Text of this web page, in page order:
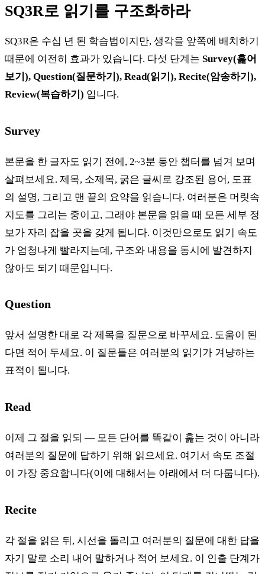
SQ3R로 읽기를 구조화하라
SQ3R은 수십 년 된 학습법이지만, 생각을 앞쪽에 배치하기
때문에 여전히 효과가 있습니다. 다섯 단계는 Survey(훑어
보기), Question(질문하기), Read(읽기), Recite(암송하기),
Review(복습하기) 입니다.
Survey
본문을 한 글자도 읽기 전에, 2~3분 동안 챕터를 넘겨 보며
살펴보세요. 제목, 소제목, 굵은 글씨로 강조된 용어, 도표
의 설명, 그리고 맨 끝의 요약을 읽습니다. 여러분은 머릿속
지도를 그리는 중이고, 그래야 본문을 읽을 때 모든 세부 정
보가 자리 잡을 곳을 갖게 됩니다. 이것만으로도 읽기 속도
가 엄청나게 빨라지는데, 구조와 내용을 동시에 발견하지
않아도 되기 때문입니다.
Question
앞서 설명한 대로 각 제목을 질문으로 바꾸세요. 도움이 된
다면 적어 두세요. 이 질문들은 여러분의 읽기가 겨냥하는
표적이 됩니다.
Read
이제 그 절을 읽되 — 모든 단어를 똑같이 훑는 것이 아니라
여러분의 질문에 답하기 위해 읽으세요. 여기서 속도 조절
이 가장 중요합니다(이에 대해서는 아래에서 더 다룹니다).
Recite
각 절을 읽은 뒤, 시선을 돌리고 여러분의 질문에 대한 답을
자기 말로 소리 내어 말하거나 적어 보세요. 이 인출 단계가